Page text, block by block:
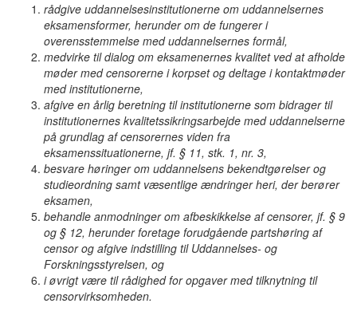
rådgive uddannelsesinstitutionerne om uddannelsernes
eksamensformer, herunder om de fungerer i
overensstemmelse med uddannelsernes formål,
medvirke til dialog om eksamenernes kvalitet ved at afholde
møder med censorerne i korpset og deltage i kontaktmøder
med institutionerne,
afgive en årlig beretning til institutionerne som bidrager til
institutionernes kvalitetssikringsarbejde med uddannelserne
på grundlag af censorernes viden fra
eksamenssituationerne, jf. § 11, stk. 1, nr. 3,
besvare høringer om uddannelsens bekendtgørelser og
studieordning samt væsentlige ændringer heri, der berører
eksamen,
behandle anmodninger om afbeskikkelse af censorer, jf. § 9
og § 12, herunder foretage forudgående partshøring af
censor og afgive indstilling til Uddannelses- og
Forskningsstyrelsen, og
i øvrigt være til rådighed for opgaver med tilknytning til
censorvirksomheden.